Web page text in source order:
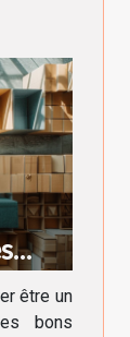
être un
bons